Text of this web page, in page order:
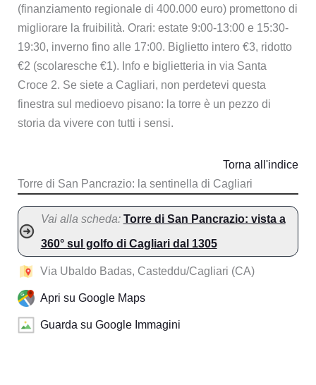
(finanziamento regionale di 400.000 euro) promettono di
migliorare la fruibilità. Orari: estate 9:00-13:00 e 15:30-
19:30, inverno fino alle 17:00. Biglietto intero €3, ridotto
€2 (scolaresche €1). Info e biglietteria in via Santa
Croce 2. Se siete a Cagliari, non perdetevi questa
finestra sul medioevo pisano: la torre è un pezzo di
storia da vivere con tutti i sensi.
Torre di San Pancrazio: la sentinella di Cagliari
Torna all'indice
Vai alla scheda: Torre di San Pancrazio: vista a
360° sul golfo di Cagliari dal 1305
Via Ubaldo Badas, Casteddu/Cagliari (CA)
Apri su Google Maps
Guarda su Google Immagini